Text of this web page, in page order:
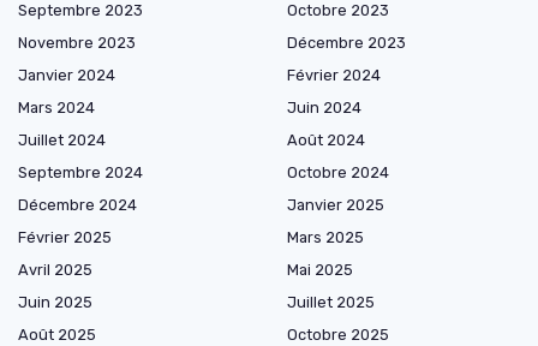
Septembre 2023
Octobre 2023
Novembre 2023
Décembre 2023
Janvier 2024
Février 2024
Mars 2024
Juin 2024
Juillet 2024
Août 2024
Septembre 2024
Octobre 2024
Décembre 2024
Janvier 2025
Février 2025
Mars 2025
Avril 2025
Mai 2025
Juin 2025
Juillet 2025
Août 2025
Octobre 2025